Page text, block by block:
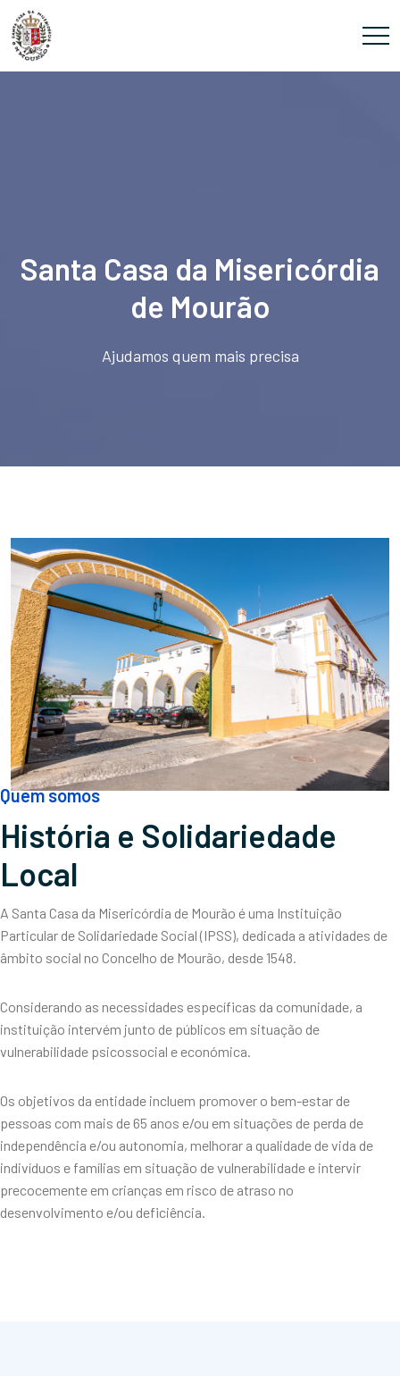
Santa Casa da Misericórdia
de Mourão
Ajudamos quem mais precisa
Quem somos
História e Solidariedade
Local
A Santa Casa da Misericórdia de Mourão é uma Instituição
Particular de Solidariedade Social (IPSS), dedicada a atividades de
âmbito social no Concelho de Mourão, desde 1548.
Considerando as necessidades específicas da comunidade, a
instituição intervém junto de públicos em situação de
vulnerabilidade psicossocial e económica.
Os objetivos da entidade incluem promover o bem-estar de
pessoas com mais de 65 anos e/ou em situações de perda de
independência e/ou autonomia, melhorar a qualidade de vida de
indivíduos e famílias em situação de vulnerabilidade e intervir
precocemente em crianças em risco de atraso no
desenvolvimento e/ou deficiência.